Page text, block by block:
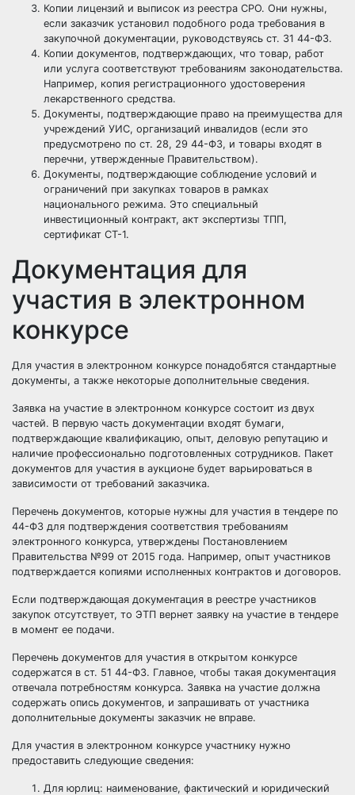
Копии лицензий и выписок из реестра СРО. Они нужны,
если заказчик установил подобного рода требования в
закупочной документации, руководствуясь ст. 31 44-ФЗ.
Копии документов, подтверждающих, что товар, работ
или услуга соответствуют требованиям законодательства.
Например, копия регистрационного удостоверения
лекарственного средства.
Документы, подтверждающие право на преимущества для
учреждений УИС, организаций инвалидов (если это
предусмотрено по ст. 28, 29 44-ФЗ, и товары входят в
перечни, утвержденные Правительством).
Документы, подтверждающие соблюдение условий и
ограничений при закупках товаров в рамках
национального режима. Это специальный
инвестиционный контракт, акт экспертизы ТПП,
сертификат СТ-1.
Документация для
участия в электронном
конкурсе
Для участия в электронном конкурсе понадобятся стандартные
документы, а также некоторые дополнительные сведения.
Заявка на участие в электронном конкурсе состоит из двух
частей. В первую часть документации входят бумаги,
подтверждающие квалификацию, опыт, деловую репутацию и
наличие профессионально подготовленных сотрудников. Пакет
документов для участия в аукционе будет варьироваться в
зависимости от требований заказчика.
Перечень документов, которые нужны для участия в тендере по
44-ФЗ для подтверждения соответствия требованиям
электронного конкурса, утверждены Постановлением
Правительства №99 от 2015 года. Например, опыт участников
подтверждается копиями исполненных контрактов и договоров.
Если подтверждающая документация в реестре участников
закупок отсутствует, то ЭТП вернет заявку на участие в тендере
в момент ее подачи.
Перечень документов для участия в открытом конкурсе
содержатся в ст. 51 44-ФЗ. Главное, чтобы такая документация
отвечала потребностям конкурса. Заявка на участие должна
содержать опись документов, и запрашивать от участника
дополнительные документы заказчик не вправе.
Для участия в электронном конкурсе участнику нужно
предоставить следующие сведения:
Для юрлиц: наименование, фактический и юридический